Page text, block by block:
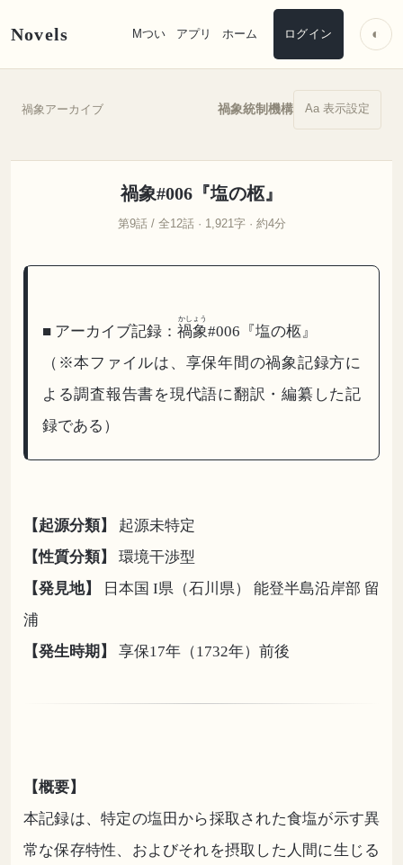
Novels Mつい アプリ ホーム ログイン ◐
禍象アーカイブ 禍象統制機構 Aa 表示設定
禍象#006『塩の柩』
第9話 / 全12話 · 1,921字 · 約4分
■ アーカイブ記録： 禍象
かしょう
#006『塩の柩』
（※本ファイルは、享保年間の禍象記録方に
よる調査報告書を現代語に翻訳・編纂した記
録である）
【起源分類】
起源未特定
【性質分類】
環境干渉型
【発見地】
日本国 I県（石川県） 能登半島沿岸部 留
浦
【発生時期】
享保17年（1732年）前後
【概要】
本記録は、特定の塩田から採取された食塩が示す異
常な保存特性、およびそれを摂取した人間に生じる